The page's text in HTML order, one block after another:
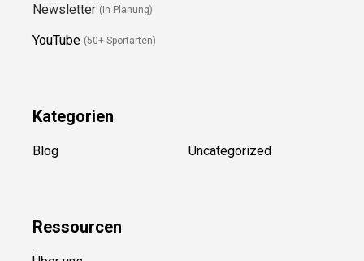
Newsletter (in Planung)
YouTube (50+ Sportarten)
Kategorien
Blog Uncategorized
Ressourcen